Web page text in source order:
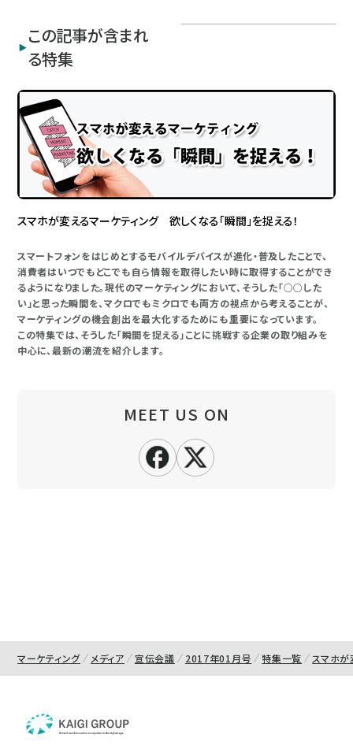
この記事が含まれ
る特集
スマホが変えるマーケティング 欲しくなる「瞬間」を捉える！
スマートフォンをはじめとするモバイルデバイスが進化・普及したことで、
消費者はいつでもどこでも自ら情報を取得したい時に取得することができ
るようになりました。現代のマーケティングにおいて、そうした「○○した
い」と思った瞬間を、マクロでもミクロでも両方の視点から考えることが、
マーケティングの機会創出を最大化するためにも重要になっています。
この特集では、そうした「瞬間を捉える」ことに挑戦する企業の取り組みを
中心に、最新の潮流を紹介します。
MEET US ON
マーケティング メディア 宣伝会議 2017年01月号 特集一覧 スマホが